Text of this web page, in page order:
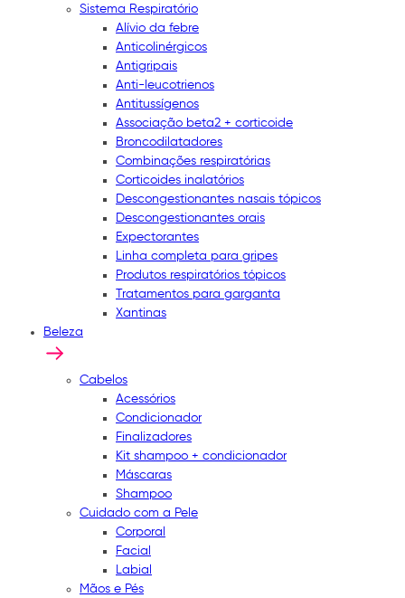
Sistema Respiratório
Alívio da febre
Anticolinérgicos
Antigripais
Anti-leucotrienos
Antitussígenos
Associação beta2 + corticoide
Broncodilatadores
Combinações respiratórias
Corticoides inalatórios
Descongestionantes nasais tópicos
Descongestionantes orais
Expectorantes
Linha completa para gripes
Produtos respiratórios tópicos
Tratamentos para garganta
Xantinas
Beleza
Cabelos
Acessórios
Condicionador
Finalizadores
Kit shampoo + condicionador
Máscaras
Shampoo
Cuidado com a Pele
Corporal
Facial
Labial
Mãos e Pés